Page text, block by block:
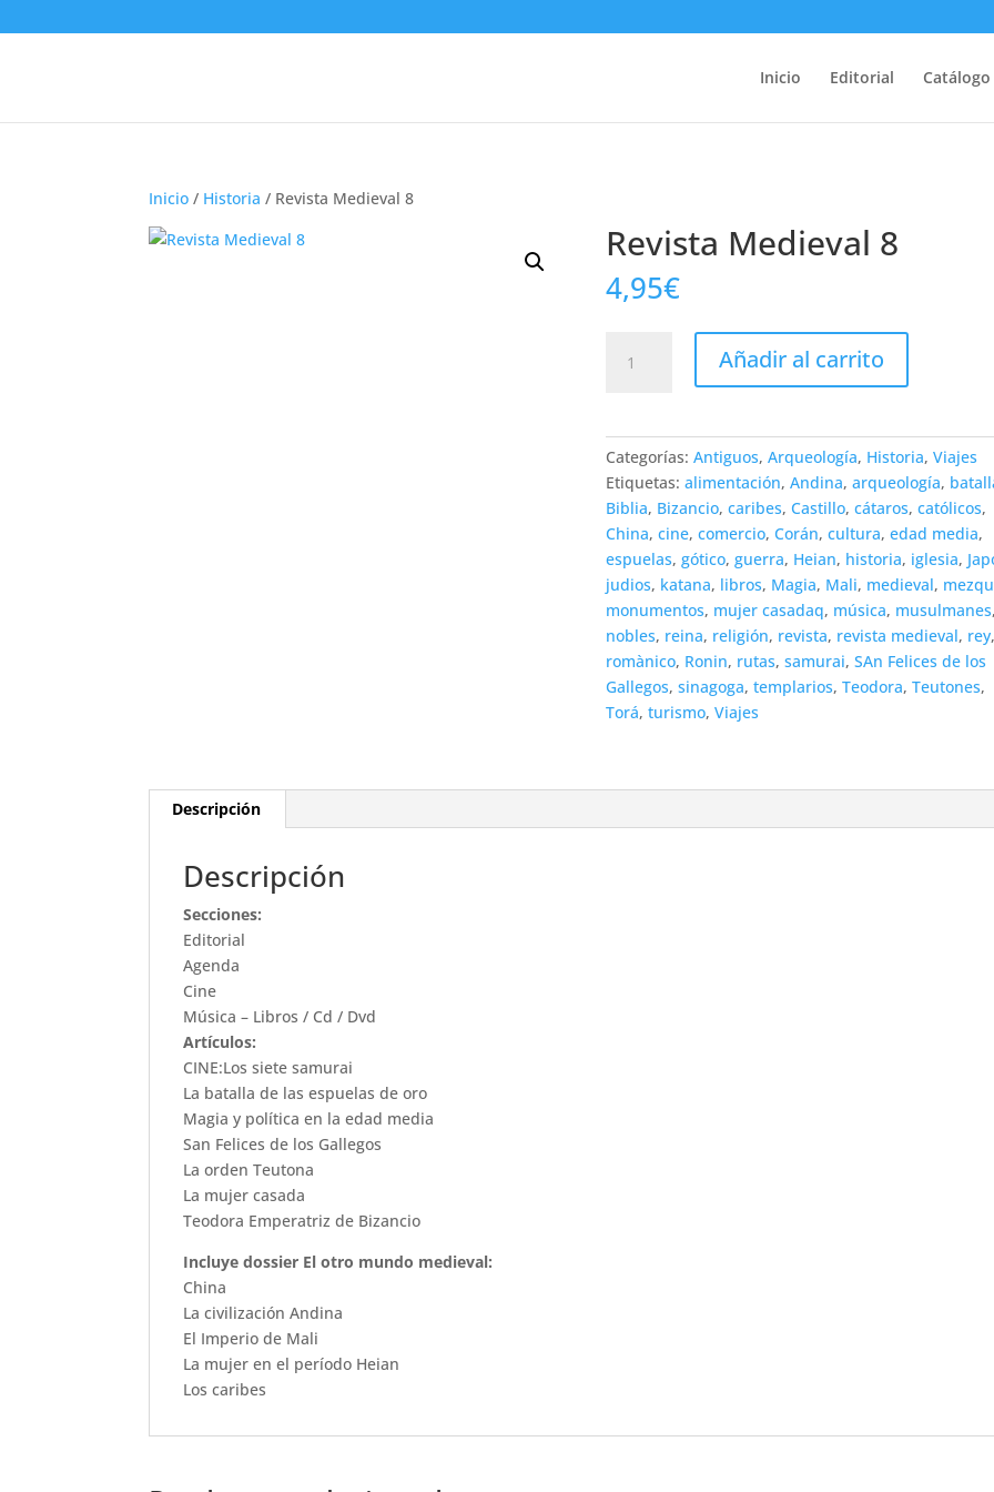
Inicio Editorial Catálogo
Inicio / Historia / Revista Medieval 8
Revista Medieval 8
4,95€
Medieval
Añadir al carrito
Categorías:Antiguos,Arqueología, Historia,Viajes
Etiquetas:alimentación,Andina,arqueología,
Biblia, Bizancio,caribes,Castillo,cátaros,católicos,
China,cine,comercio,Corán,cultura,edad media,
espuelas,gótico,guerra, Heian, historia, iglesia,
judios, katana, libros, Magia, Mali, medieval,
monumentos, mujer casadaq, música, musulmanes,
nobles, reina, religión, revista, revista medieval, rey,
romànico, Ronin, rutas,samurai,SAn Felices de los
Gallegos,sinagoga,templarios,Teodora,Teutones,
Torá,turismo,Viajes
Descripción
Descripción
Secciones:
Editorial
Agenda
Cine
Música – Libros / Cd / Dvd
Artículos:
CINE:Los siete samurai
La batalla de las espuelas de oro
Magia y política en la edad media
San Felices de los Gallegos
La orden Teutona
La mujer casada
Teodora Emperatriz de Bizancio
Incluye dossier El otro mundo medieval:
China
La civilización Andina
El Imperio de Mali
La mujer en el período Heian
Los caribes